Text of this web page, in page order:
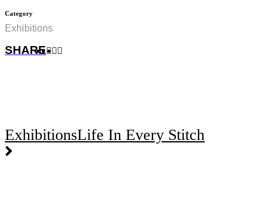
Category
Exhibitions
SHARE
ExhibitionsLife In Every Stitch